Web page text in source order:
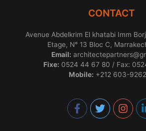
CONTACT
Avenue Abdelkrim El khatabi Imm
Etage, N° 13 Bloc C,
Email:
Fixe: 0524 44 67 80 / Fax:
Mobile: +212 603-